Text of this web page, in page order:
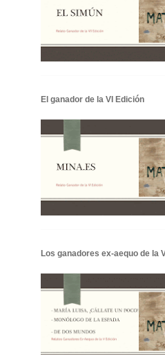
El ganador de la VI Edición
Los ganadores ex-aequo de la